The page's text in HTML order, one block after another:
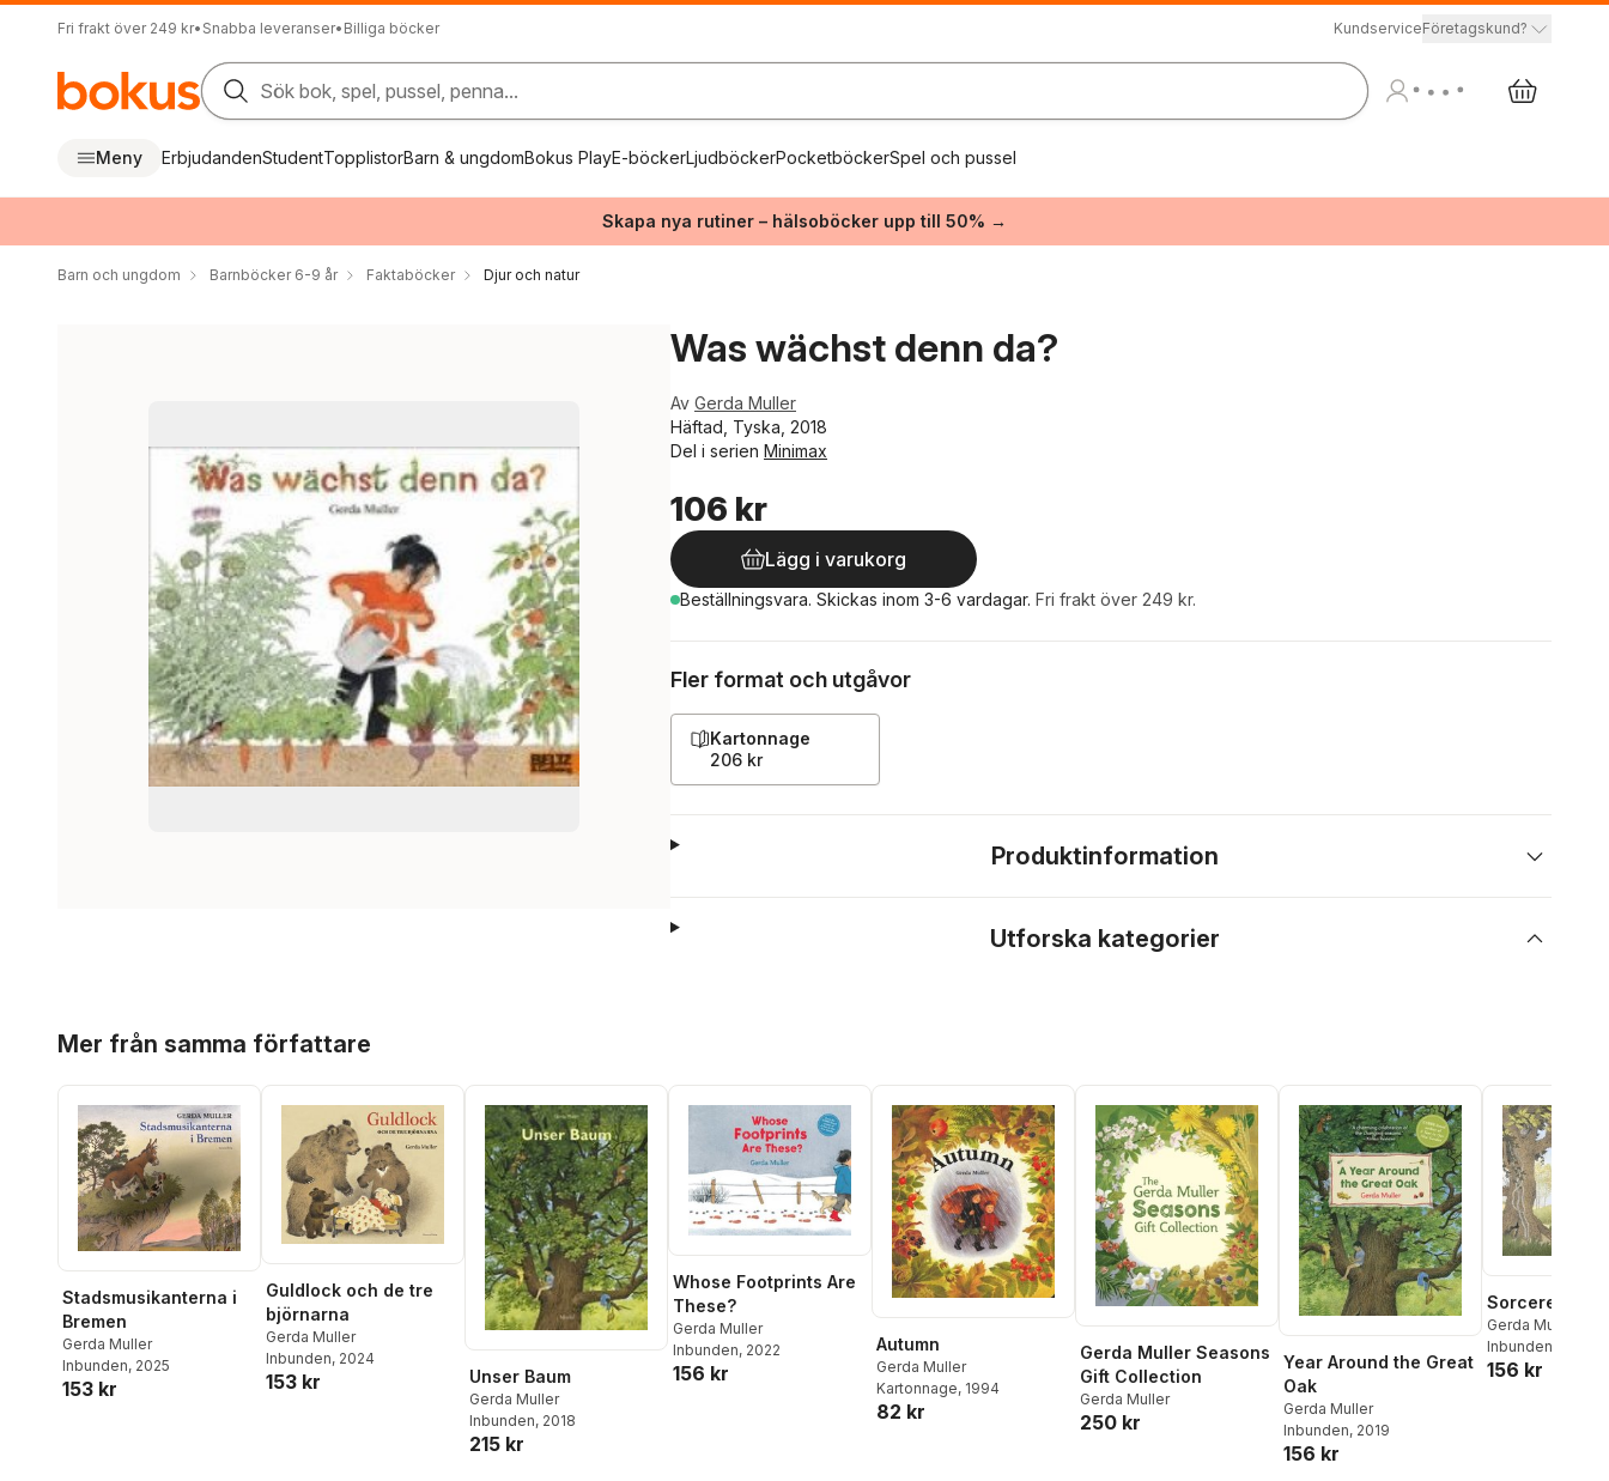
Fri frakt över 249 kr• Snabba leveranser• Billiga böcker KundserviceFöretagskund?
Sök bok, spel, pussel, penna...
Meny ErbjudandenStudentTopplistorBarn & ungdomBokus PlayE-böckerLjudböckerPocketböckerSpel och pussel
Skapa nya rutiner – hälsoböcker upp till 50% →
Barn och ungdom Barnböcker 6-9 år Faktaböcker Djur och natur
Was wächst denn da?
Av Gerda Muller
Häftad, Tyska, 2018
Del i serien Minimax
106 kr
Lägg i varukorg
Beställningsvara. Skickas inom 3-6 vardagar. Fri frakt över 249 kr.
Fler format och utgåvor
Kartonnage
206 kr
Produktinformation
Utforska kategorier
Mer från samma författare
Stadsmusikanterna i
Bremen
Gerda Muller
Inbunden, 2025
153 kr
Guldlock och de tre
björnarna
Gerda Muller
Inbunden, 2024
153 kr Unser Baum
Gerda Muller
Inbunden, 2018
215 kr
Whose Footprints Are
These?
Gerda Muller
Inbunden, 2022
156 kr
Autumn
Gerda Muller
Kartonnage, 1994
82 kr
Gerda Muller Seasons
Gift Collection
Gerda Muller
250 kr
Year Around the Great
Oak
Gerda Muller
Inbunden, 2019
156 kr
Sorcerer's
Gerda Muller
Inbunden
156 kr